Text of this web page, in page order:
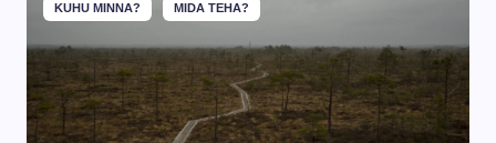
KUHU MINNA? MIDA TEHA?